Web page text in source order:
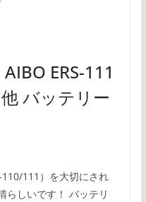
ERS-111
バッテリー
111）を大切にされ
らしいです！ バッテリ